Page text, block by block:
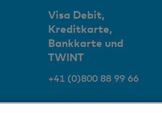
Visa Debit,
Kreditkarte,
Bankkarte und
TWINT
+41 (0)800 88 99 66